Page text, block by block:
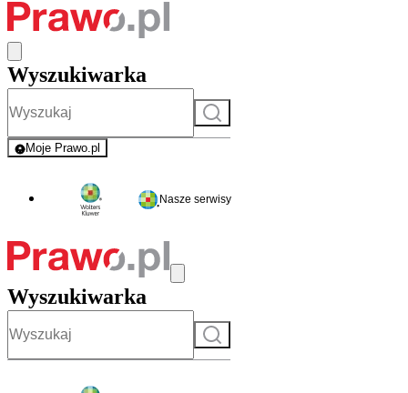
Wyszukiwarka
Szukaj
Moje Prawo.pl
- rejestracja i logowanie do serwisu
Nasze serwisy
Wyszukiwarka
Szukaj